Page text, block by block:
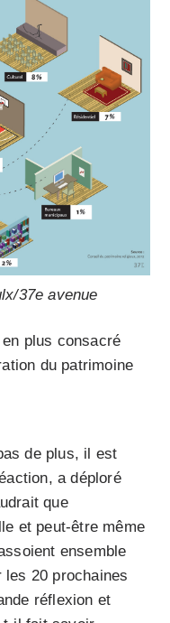
37e avenue
plus consacré
du patrimoine
de plus, il est
a déploré
que
et peut-être même
ensemble
20 prochaines
réflexion et